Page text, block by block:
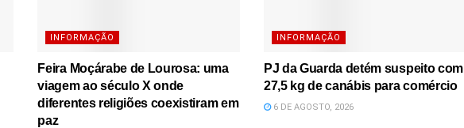
INFORMAÇÃO
Feira Moçárabe de Lourosa: uma
viagem ao século X onde
diferentes religiões coexistiram em
paz
INFORMAÇÃO
PJ da Guarda detém suspeito com
27,5 kg de canábis para comércio
6 DE AGOSTO, 2026